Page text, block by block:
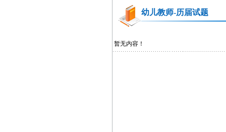
幼儿教师-历届试题
暂无内容！